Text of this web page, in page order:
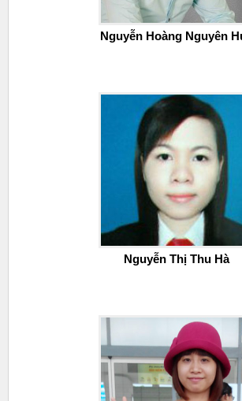
Nguyễn Hoàng Nguyên
Nguyễn Thị Thu Hà